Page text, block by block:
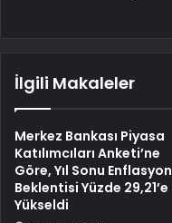
İlgili Makaleler
Merkez Bankası Piyasa
Katılımcıları Anketi’ne
Göre, Yıl Sonu Enflasyon
Beklentisi Yüzde 29,21’e
Yükseldi